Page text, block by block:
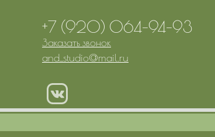
+7 (920) 064-94-93
Заказать звонок
and_studio@mail.ru